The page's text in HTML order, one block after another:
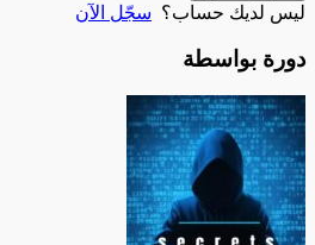
ليس لديك حساب؟ سجّل الآن
دورة بواسطة